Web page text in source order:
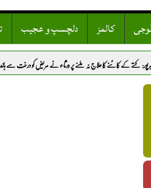
کالمز دلچسپ و عجیب
ورثاء نے مریض کو درخت سے باندھ دیا. حطار: گاؤں کالی